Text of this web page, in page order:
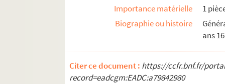
Importance matérielle
1
Biographie ou histoire
ans
Citer ce document : https://ccfr.bnf.fr/
record=eadcgm:EADC:a79842980